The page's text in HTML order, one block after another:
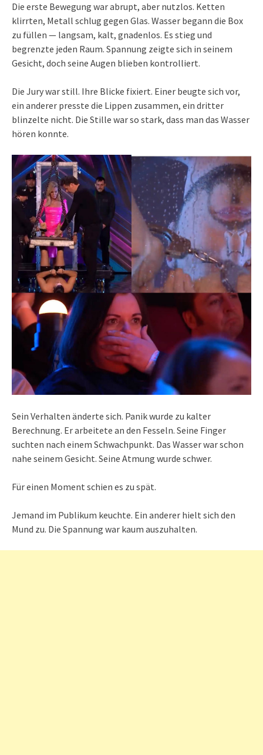
Die erste Bewegung war abrupt, aber nutzlos. Ketten
klirrten, Metall schlug gegen Glas. Wasser begann die Box
zu füllen — langsam, kalt, gnadenlos. Es stieg und
begrenzte jeden Raum. Spannung zeigte sich in seinem
Gesicht, doch seine Augen blieben kontrolliert.
Die Jury war still. Ihre Blicke fixiert. Einer beugte sich vor,
ein anderer presste die Lippen zusammen, ein dritter
blinzelte nicht. Die Stille war so stark, dass man das Wasser
hören konnte.
Sein Verhalten änderte sich. Panik wurde zu kalter
Berechnung. Er arbeitete an den Fesseln. Seine Finger
suchten nach einem Schwachpunkt. Das Wasser war schon
nahe seinem Gesicht. Seine Atmung wurde schwer.
Für einen Moment schien es zu spät.
Jemand im Publikum keuchte. Ein anderer hielt sich den
Mund zu. Die Spannung war kaum auszuhalten.